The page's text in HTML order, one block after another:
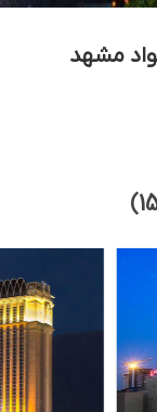
مشهد
)